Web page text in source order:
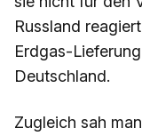
Russland
Erdgas-
Deutschland.
Zugleich sah